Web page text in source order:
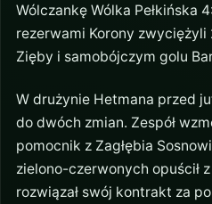
Wólczankę Wólka Pełkińska
rezerwami Korony zwyciężyli
Zięby i samobójczym golu
W drużynie Hetmana przed
do dwóch zmian. Zespół
pomocnik z Zagłębia
zielono-czerwonych opuścił
rozwiązał swój kontrakt za